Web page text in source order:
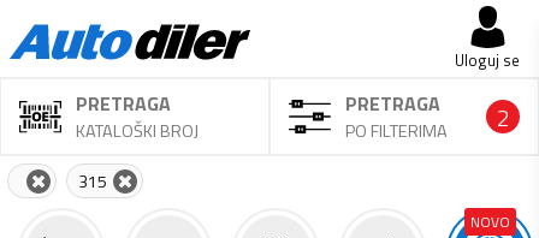
Uloguj se
PRETRAGA
KATALOŠKI BROJ
PRETRAGA
PO FILTERIMA 2
315
NOVO